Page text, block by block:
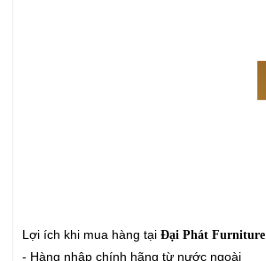
Lợi ích khi mua hàng tạiĐại Phát Furniture
- Hàng nhâp chính hãng từ nước ngoài